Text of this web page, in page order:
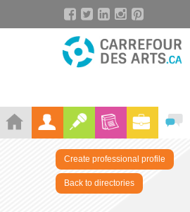
Create professional profile
Back to directories